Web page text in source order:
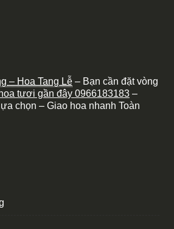
– Hoa Tang Lễ– Bạn cần đặt vòng
tươi gần đây 0966183183–
chọn – Giao hoa nhanh Toàn